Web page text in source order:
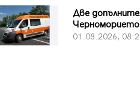
Две
Черноморието
01.08.2026,